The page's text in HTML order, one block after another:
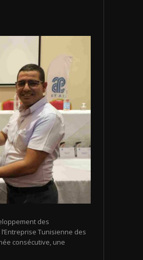
des
Tunisienne des
consécutive, une